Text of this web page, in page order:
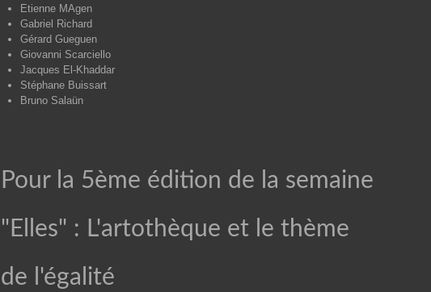
Etienne MAgen
Gabriel Richard
Gérard Gueguen
Giovanni Scarciello
Jacques El-Khaddar
Stéphane Buissart
Bruno Salaün
Pour la 5ème édition de la semaine
"Elles" : L'artothèque et le thème
de l'égalité